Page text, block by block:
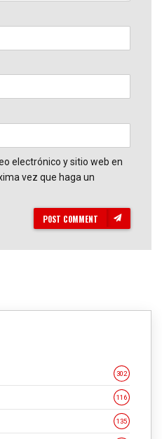
electrónico y sitio web en
vez que haga un
POST COMMENT
302
116
135